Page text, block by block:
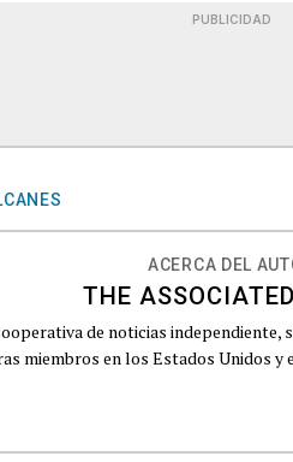
PUBLICIDAD
ACERCA DEL
THE
de noticias independiente,
miembros en los Estados Unidos y